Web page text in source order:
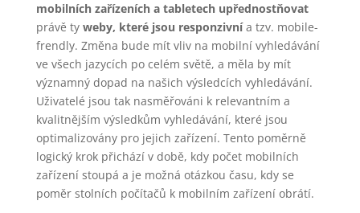
mobilních zařízeních a tabletech upřednostňovat
právě ty weby, které jsou responzivnía tzv. mobile-
frendly. Změna bude mít vliv na mobilní vyhledávání
ve všech jazycích po celém světě, a měla by mít
významný dopad na našich výsledcích vyhledávání.
Uživatelé jsou tak nasměřováni k relevantním a
kvalitnějším výsledkům vyhledávání, které jsou
optimalizovány pro jejich zařízení. Tento poměrně
logický krok přichází v době, kdy počet mobilních
zařízení stoupá a je možná otázkou času, kdy se
poměr stolních počítačů k mobilním zařízení obrátí.